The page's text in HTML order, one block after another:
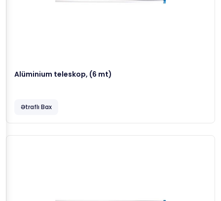
Alüminium teleskop, (6 mt)
Ətraflı Bax